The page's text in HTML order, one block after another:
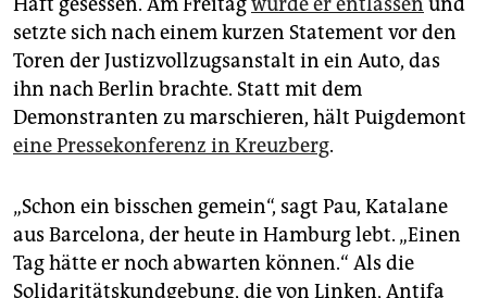
setzte sich nach einem kurzen Statement vor den
Toren der Justizvollzugsanstalt in ein Auto, das
ihn nach Berlin brachte. Statt mit dem
Demonstranten zu marschieren, hält Puigdemont
eine Pressekonferenz in Kreuzberg.
„Schon ein bisschen gemein“, sagt Pau, Katalane
aus Barcelona, der heute in Hamburg lebt. „Einen
Tag hätte er noch abwarten können.“ Als die
Solidaritätskundgebung, die von Linken, Antifa